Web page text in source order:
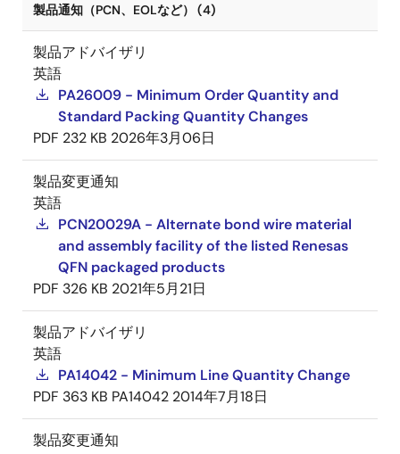
製品通知（PCN、EOLなど） (4)
製品アドバイザリ
英語
PA26009 - Minimum Order Quantity and
Standard Packing Quantity Changes
PDF 232 KB 2026年3月06日
製品変更通知
英語
PCN20029A - Alternate bond wire material
and assembly facility of the listed Renesas
QFN packaged products
PDF 326 KB 2021年5月21日
製品アドバイザリ
英語
PA14042 - Minimum Line Quantity Change
PDF 363 KB PA14042 2014年7月18日
製品変更通知